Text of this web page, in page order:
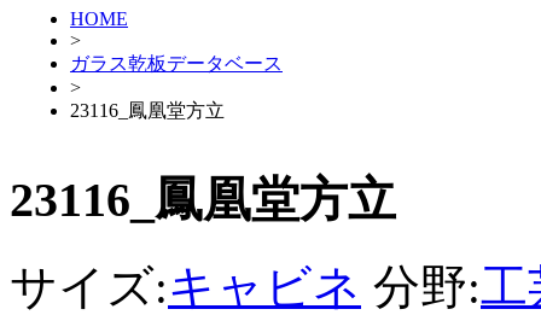
HOME
>
ガラス乾板データベース
>
23116_鳳凰堂方立
23116_鳳凰堂方立
サイズ:キャビネ 分野:工